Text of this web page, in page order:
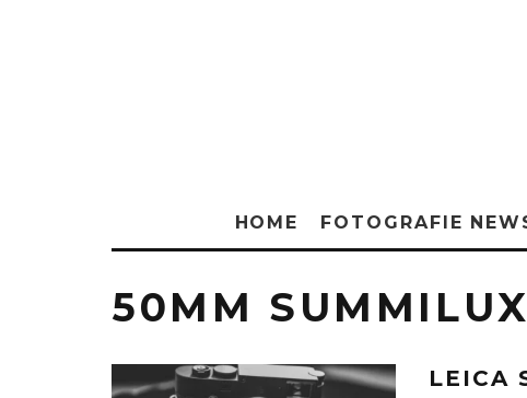
HOME FOTOGRAFIE
50MM SUMMILUX
LEICA